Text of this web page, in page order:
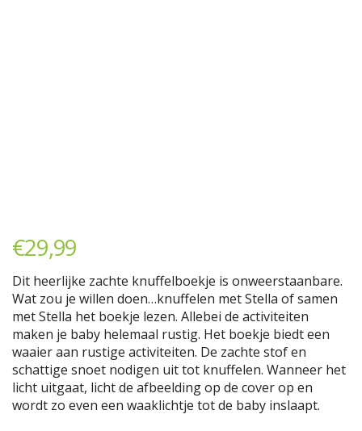
€29,99
Dit heerlijke zachte knuffelboekje is onweerstaanbare.
Wat zou je willen doen…knuffelen met Stella of samen
met Stella het boekje lezen. Allebei de activiteiten
maken je baby helemaal rustig. Het boekje biedt een
waaier aan rustige activiteiten. De zachte stof en
schattige snoet nodigen uit tot knuffelen. Wanneer het
licht uitgaat, licht de afbeelding op de cover op en
wordt zo even een waaklichtje tot de baby inslaapt.